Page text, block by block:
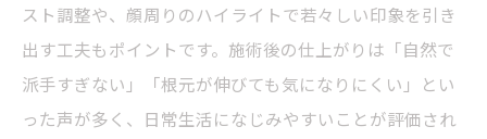
スト調整や、顔周りのハイライトで若々しい印象を引き
出す工夫もポイントです。施術後の仕上がりは「自然で
派手すぎない」「根元が伸びても気になりにくい」とい
った声が多く、日常生活になじみやすいことが評価され